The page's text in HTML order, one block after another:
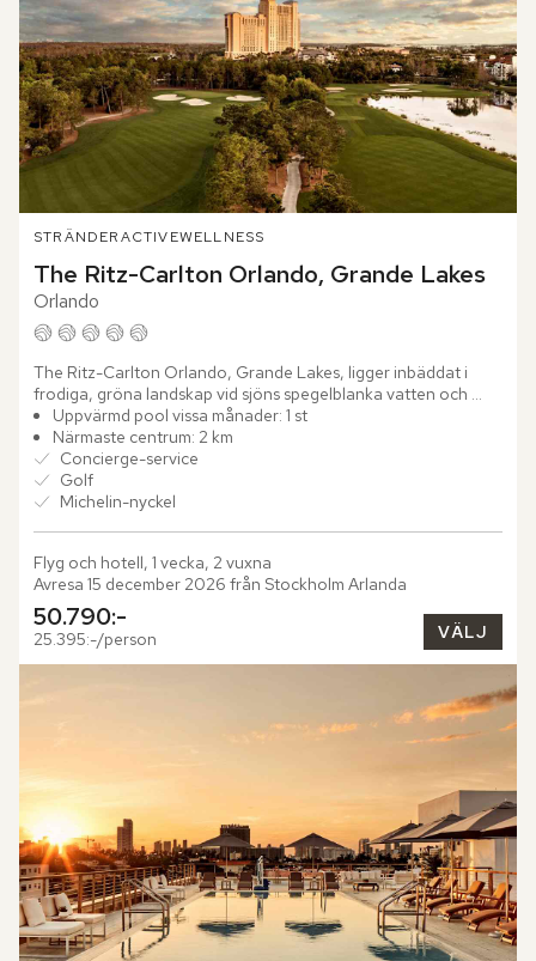
STRÄNDERACTIVEWELLNESS
The Ritz-Carlton Orlando, Grande Lakes
Orlando
The Ritz-Carlton Orlando, Grande Lakes, ligger inbäddat i
frodiga, gröna landskap vid sjöns spegelblanka vatten och
stoltserar med en Michelin-nyckel. Här erbjuds en unik...
Uppvärmd pool vissa månader: 1 st
Närmaste centrum: 2 km
Concierge-service
Golf
Michelin-nyckel
Flyg och hotell, 1 vecka, 2 vuxna
Avresa 15 december 2026 från Stockholm Arlanda
50.790:-
25.395:-/person VÄLJ